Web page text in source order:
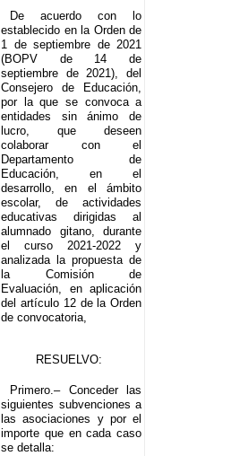
De acuerdo con lo
establecido en la Orden de
1 de septiembre de 2021
(BOPV de 14 de
septiembre de 2021), del
Consejero de Educación,
por la que se convoca a
entidades sin ánimo de
lucro, que deseen
colaborar con el
Departamento de
Educación, en el
desarrollo, en el ámbito
escolar, de actividades
educativas dirigidas al
alumnado gitano, durante
el curso 2021-2022 y
analizada la propuesta de
la Comisión de
Evaluación, en aplicación
del artículo 12 de la Orden
de convocatoria,
RESUELVO:
Primero.– Conceder las
siguientes subvenciones a
las asociaciones y por el
importe que en cada caso
se detalla: